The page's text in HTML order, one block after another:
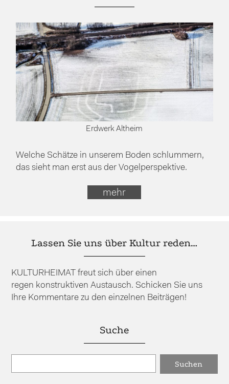
Erdwerk Altheim
Welche Schätze in unserem Boden schlummern,
das sieht man erst aus der Vogelperspektive.
mehr
Lassen Sie uns über Kultur reden…
KULTURHEIMAT freut sich über einen
regen konstruktiven Austausch. Schicken Sie uns
Ihre Kommentare zu den einzelnen Beiträgen!
Suche